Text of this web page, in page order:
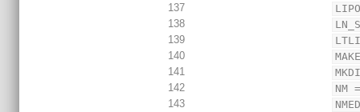
137
138
139
140
141
142
NM
143